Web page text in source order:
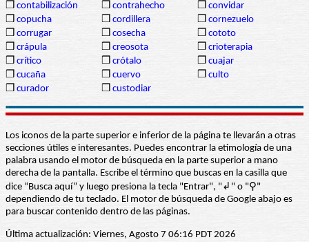
❒ contabilización ❒ contrahecho ❒ convidar
❒ copucha ❒ cordillera ❒ cornezuelo
❒ corrugar ❒ cosecha ❒ cototo
❒ crápula ❒ creosota ❒ crioterapia
❒ crítico ❒ crótalo ❒ cuajar
❒ cucaña ❒ cuervo ❒ culto
❒ curador ❒ custodiar
Los iconos de la parte superior e inferior de la página te llevarán a otras
secciones útiles e interesantes. Puedes encontrar la etimología de una
palabra usando el motor de búsqueda en la parte superior a mano
derecha de la pantalla. Escribe el término que buscas en la casilla que
dice “Busca aquí” y luego presiona la tecla "Entrar", "↲" o "⚲"
dependiendo de tu teclado. El motor de búsqueda de Google abajo es
para buscar contenido dentro de las páginas.
Última actualización: Viernes, Agosto 7 06:16 PDT 2026